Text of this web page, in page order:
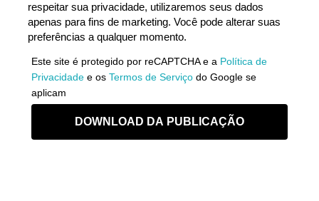
respeitar sua privacidade, utilizaremos seus dados
apenas para fins de marketing. Você pode alterar suas
preferências a qualquer momento.
Este site é protegido por reCAPTCHA e a Política de
Privacidade e os Termos de Serviço do Google se
aplicam
DOWNLOAD DA PUBLICAÇÃO